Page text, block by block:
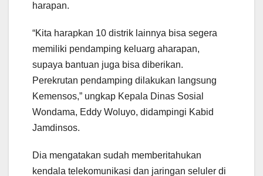
harapan.
“Kita harapkan 10 distrik lainnya bisa segera
memiliki pendamping keluarg aharapan,
supaya bantuan juga bisa diberikan.
Perekrutan pendamping dilakukan langsung
Kemensos,” ungkap Kepala Dinas Sosial
Wondama, Eddy Woluyo, didampingi Kabid
Jamdinsos.
Dia mengatakan sudah memberitahukan
kendala telekomunikasi dan jaringan seluler di